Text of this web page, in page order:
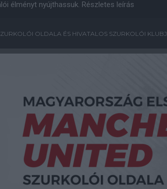
élményt nyújthassuk. Részletes leírás
OLDALA ÉS HIVATALOS SZURKOLÓI